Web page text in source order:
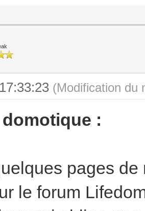
(Modification du
:
pages
le forum